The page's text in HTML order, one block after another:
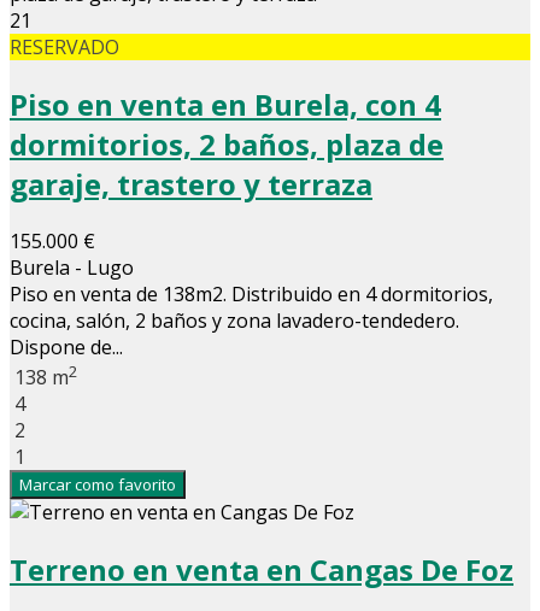
21
RESERVADO
Piso en venta en Burela, con 4
dormitorios, 2 baños, plaza de
garaje, trastero y terraza
155.000 €
Burela - Lugo
Piso en venta de 138m2. Distribuido en 4 dormitorios,
cocina, salón, 2 baños y zona lavadero-tendedero.
Dispone de...
138 m2
4
2
1
Marcar como favorito
Terreno en venta en Cangas De Foz